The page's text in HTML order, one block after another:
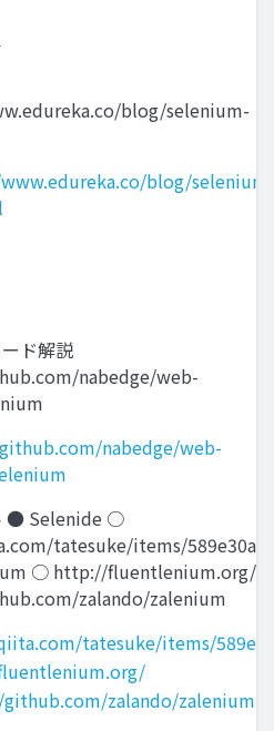
blog/selenium-
blog/
ド解説
nabedge/web-
nabedge/web-
● Selenide ○
tatesuke/items/
○ http://fluentlenium.org/
zalando/zalenium
tatesuke/items/
zalando/zalenium